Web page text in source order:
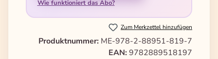
Wie funktioniert das Abo?
Zum Merkzettel hinzufügen
Produktnummer: ME-978-2-88951-819-7
EAN: 9782889518197